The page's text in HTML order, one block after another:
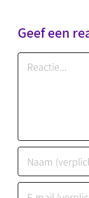
Geef een
Reactie